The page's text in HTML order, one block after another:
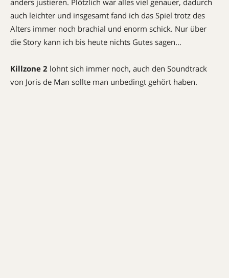
anders justieren. Plötzlich war alles viel genauer, dadurch
auch leichter und insgesamt fand ich das Spiel trotz des
Alters immer noch brachial und enorm schick. Nur über
die Story kann ich bis heute nichts Gutes sagen…
Killzone 2 lohnt sich immer noch, auch den Soundtrack
von Joris de Man sollte man unbedingt gehört haben.